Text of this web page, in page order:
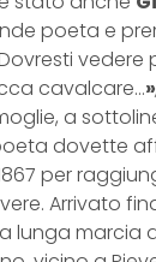
poeta e
vedere
cavalcare…»
a
dovette
per
Arrivato
lunga marcia